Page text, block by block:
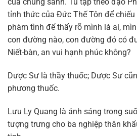
tỉnh thức của Đức Thế Tôn để
phàm tình để thấy rõ mình là ai,
con đường nào, con đường đó có
Niết-bàn, an vui hạnh phúc không?
Dược Sư là thầy thuốc; Dược Sư
phương thuốc.
Lưu Ly Quang là ánh sáng trong
tượng trưng cho ba nghiệp thân